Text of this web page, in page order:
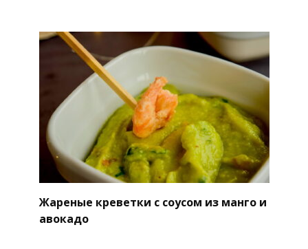
Жареные креветки с соусом из манго и
авокадо